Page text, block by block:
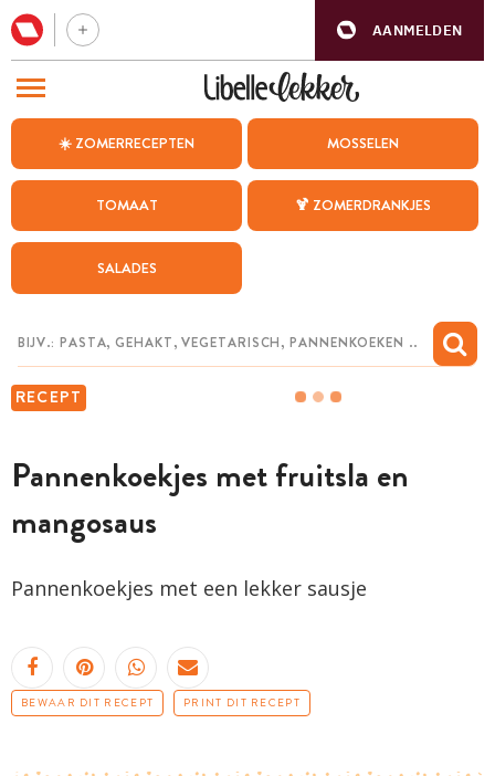
AANMELDEN
☀️ ZOMERRECEPTEN MOSSELEN
TOMAAT 🍹 ZOMERDRANKJES
SALADES
RECEPT
Pannenkoekjes met fruitsla en
mangosaus
Pannenkoekjes met een lekker sausje
BEWAAR DIT RECEPT PRINT DIT RECEPT
BEZOEK ONZE ANDERE WEBSITES
WEEKMENU
CHAT MET MAIA
MIJN BEWAARDE RECEPTEN